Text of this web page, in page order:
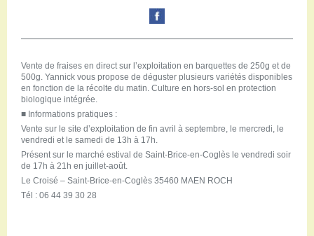
Documents à télécharger
Tourisme accessible
Venir en groupe
Espace Pro
Vente de fraises en direct sur l’exploitation en barquettes de 250g et de
500g. Yannick vous propose de déguster plusieurs variétés disponibles
en fonction de la récolte du matin. Culture en hors-sol en protection
biologique intégrée.
■ Informations pratiques :
Vente sur le site d’exploitation de fin avril à septembre, le mercredi, le
vendredi et le samedi de 13h à 17h.
Présent sur le marché estival de Saint-Brice-en-Coglès le vendredi soir
de 17h à 21h en juillet-août.
Le Croisé – Saint-Brice-en-Coglès 35460 MAEN ROCH
Tél : 06 44 39 30 28